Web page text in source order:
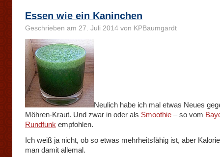
Essen wie ein Kaninchen
Geschrieben am 27. Juli 2014 von KPBaumgardt
Neulich habe ich mal etwas Neues
Möhren-Kraut. Und zwar in oder als Smoothie – so vom
Rundfunk empfohlen.
Ich weiß ja nicht, ob so etwas mehrheitsfähig ist, aber
man damit allemal.